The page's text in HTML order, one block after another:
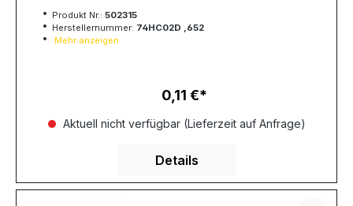
Produkt Nr.: 502315
Herstellernummer: 74HC02D ,652
Mehr anzeigen
Regulärer Preis:
0,11 €
Aktuell nicht verfügbar (Lieferzeit auf Anfrage)
Details